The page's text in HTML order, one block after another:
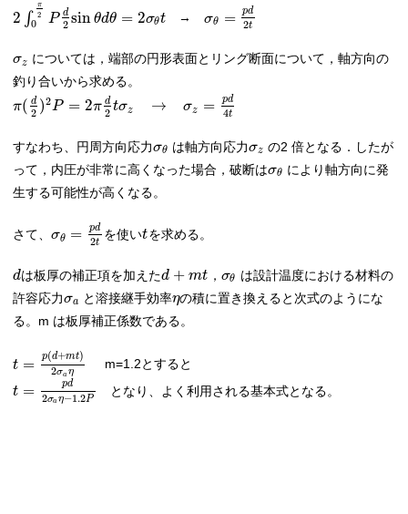
2 ∫
π
2
0 P d
2 sinθdθ = 2σθt →σθ = pd
2t
σz については，端部の円形表面とリング断面について，軸方向の
釣り合いから求める。
π( d
2 )2P = 2π d
2 tσz → σz = pd
4t
すなわち、円周方向応力σθ は軸方向応力σz の2 倍となる．したが
って，内圧が非常に高くなった場合，破断はσθ により軸方向に発
生する可能性が高くなる。
さて、 σθ = pd
2t
を使いtを求める。
dは板厚の補正項を加えたd + mt ， σθ は設計温度における材料の
許容応力σa と溶接継手効率ηの積に置き換えると次式のようにな
る。m は板厚補正係数である。
t = p(d+mt)
2σaη
m=1.2とすると
t = pd
2σaη−1.2P
となり、よく利用される基本式となる。